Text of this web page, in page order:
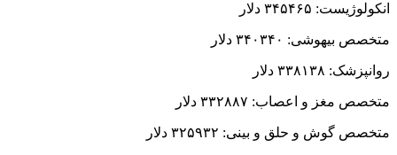
انکولوژیست: ۳۴۵۴۶۵ دلار
متخصص بیهوشی: ۳۴۰۳۴۰ دلار
روانپزشک: ۳۳۸۱۳۸ دلار
متخصص مغز و اعصاب: ۳۳۲۸۸۷ دلار
متخصص گوش و حلق و بینی: ۳۲۵۹۳۲ دلار